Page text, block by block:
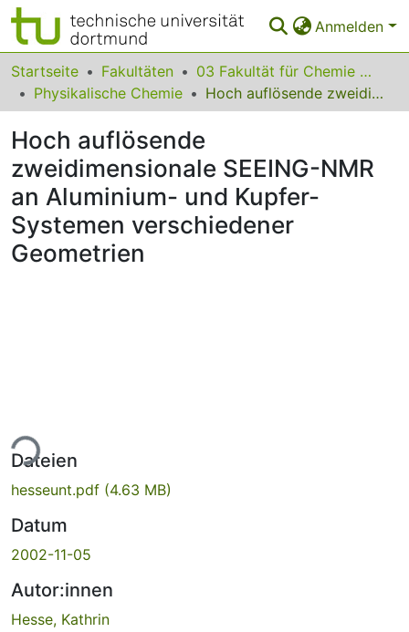
Anmelden
Bereiche & Sammlungen
Das gesamte Repositorium
Statistiken
FAQ
Leitlinien
Zurück zur Startseite
Startseite Fakultäten
03 Fakultät für Chemie und Chemische Biologie
Physikalische Chemie
Hoch auflösende zweidimensionale SEEING-NMR an Aluminium- und Kupfer-Systemen verschiedener Geometrien
Hoch auflösende
zweidimensionale SEEING-NMR
an Aluminium- und Kupfer-
Systemen verschiedener
Geometrien
Lade...
Dateien
hesseunt.pdf (4.63 MB)
Datum
2002-11-05
Autor:innen
Hesse, Kathrin